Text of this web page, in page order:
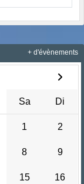
Sa Di
1 2
8 9
15 16
+ d'évènements